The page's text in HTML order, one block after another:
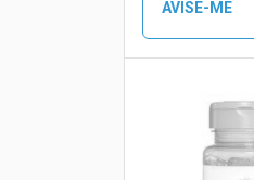
AVISE-ME
Por